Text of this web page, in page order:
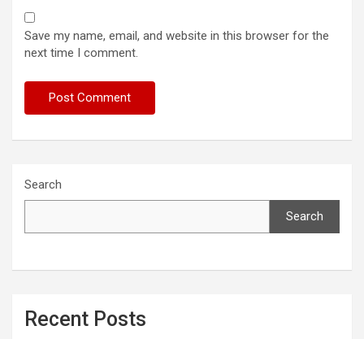
Save my name, email, and website in this browser for the
next time I comment.
Search
Search
Recent Posts